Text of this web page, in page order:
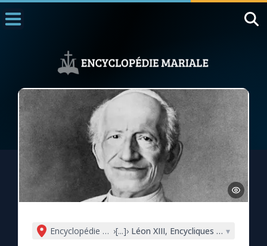
1000 Raisons de Croire
L'actualité de la semaine
La chaîne Youtube
La newsletter
Encyclopédie mariale
›[...]› Léon XIII, Encycliques mariales
▾